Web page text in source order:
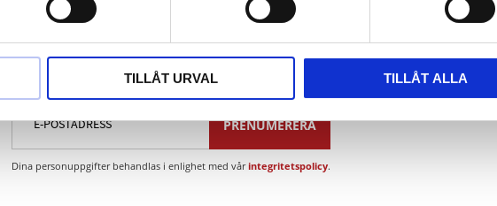
TILLÅT URVAL TILLÅT ALLA
Nyhetsbrev
PRENUMERERA
Dina personuppgifter behandlas i enlighet med vårintegritetspolicy.